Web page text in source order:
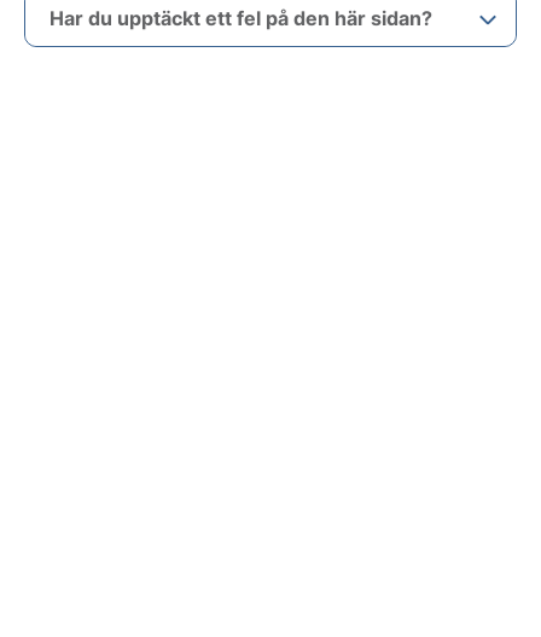
Har du upptäckt ett fel på den här sidan?